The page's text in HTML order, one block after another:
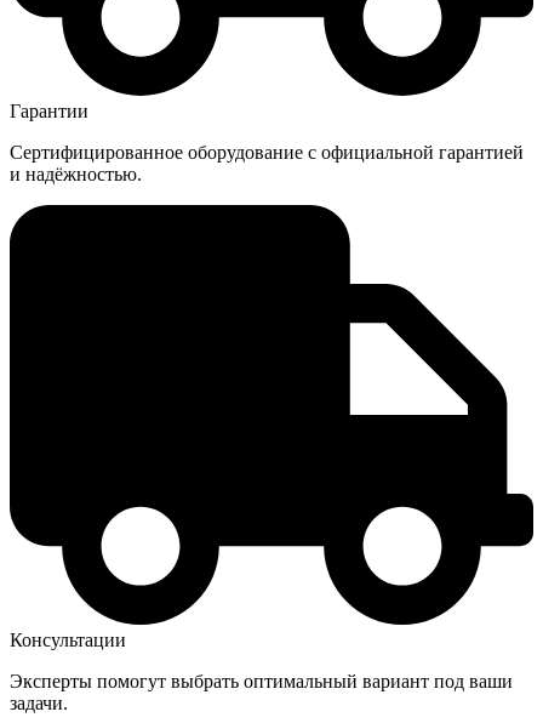
Гарантии
Сертифицированное оборудование с официальной гарантией
и надёжностью.
Консультации
Эксперты помогут выбрать оптимальный вариант под ваши
задачи.